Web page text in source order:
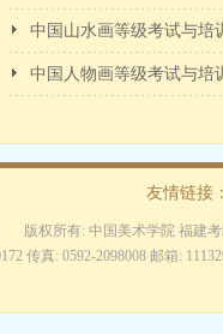
中国山水画等级考试与培
中国人物画等级考试与培
友情链接：
版权所有: 中国美术学院 福建考
传真: 0592-2098008 邮箱: